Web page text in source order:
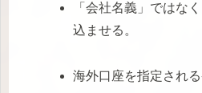
「会社名義」ではな
込ませる。
海外口座を指定され